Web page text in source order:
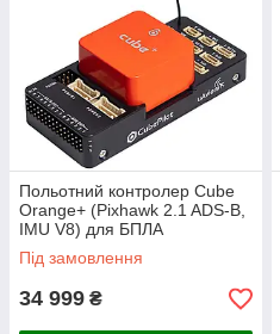
Польотний контролер Cube
Orange+ (Pixhawk 2.1 ADS-B,
IMU V8) для БПЛА
Під замовлення
34 999 ₴